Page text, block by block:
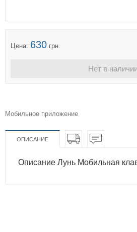
Цена: 630 грн.
Нет в
Мобильное приложение
ОПИСАНИЕ
Описание Лунь Мобильная